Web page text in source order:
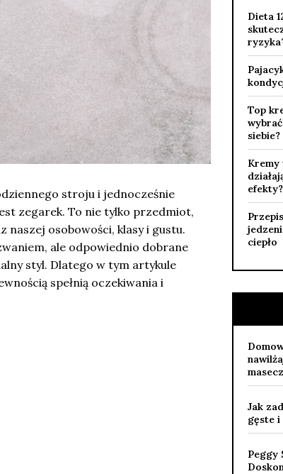
stroju i jednocześnie
zegarek. To nie tylko przedmiot,
osobowości, klasy i gustu.
ale odpowiednio dobrane
styl. Dlatego w tym artykule
spełnią oczekiwania i
Dieta
Top
siebie?
Kremy
efekty?
ciepło
Jak
gęste i
Peggy